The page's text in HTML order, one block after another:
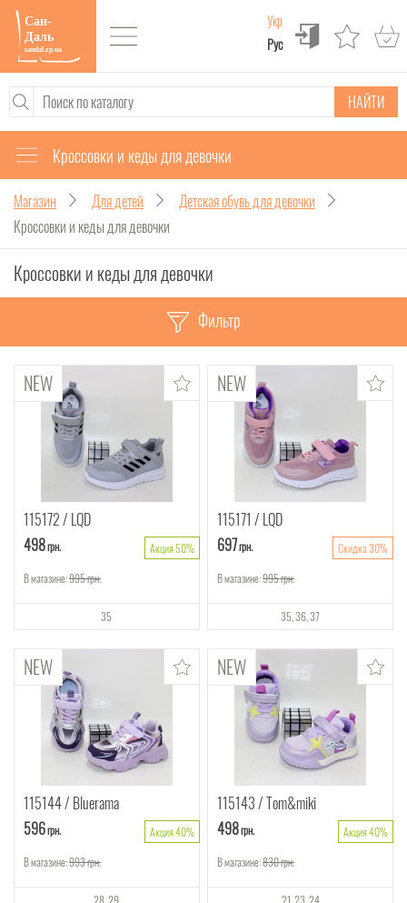
Укр
Рус
НАЙТИ
Кроссовки и кеды для девочки
Магазин Для детей
Детская обувь для девочки
Кроссовки и кеды для девочки
Кроссовки и кеды для девочки
Фильтр
115172 LQD
498грн.
Акция 50%
В магазине:995грн.
35
115171
LQD
697грн.
Скидка 30%
В магазине:995грн.
35 36 37
115144 Bluerama
596грн.
Акция 40%
В магазине:993грн.
28 29
115143 Tom&miki
498грн.
Акция 40%
В магазине:830грн.
21 23 24